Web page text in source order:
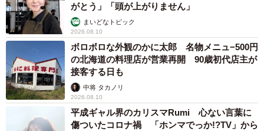
がとう」「頭が上がりません」
まいどなトピック
2026.08.10
ボロボロな外観のかに太郎 名物メニュ−500円
の北海道の料理店が営業再開 90歳初代店主が
接客する日も
中将 タカノリ
2026.08.10
平成ギャル界のカリスマRumi 心ない言葉に
傷ついたコロナ禍 「ホンマでっか!?TV」から